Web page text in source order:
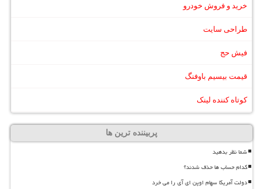
خرید و فروش خودرو
طراحی سایت
فیش حج
قیمت بیسیم باوفنگ
کوتاه کننده لینک
پربیننده ترین ها
شما نظر بدهید
کدام حساب ها حذف شدند؟
دولت آمریکا سهام اوپن ای آی را می خرد